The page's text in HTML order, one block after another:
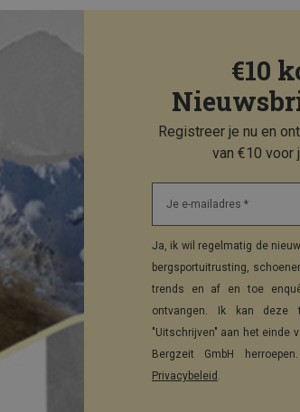
€10
Registreer je nu en
van €10 voor
Je e-mailadres *
Ja, ik wil regelmatig de
bergsportuitrusting,
trends en af en toe
ontvangen. Ik kan deze
"Uitschrijven" aan het einde
Bergzeit GmbH
Privacybeleid .